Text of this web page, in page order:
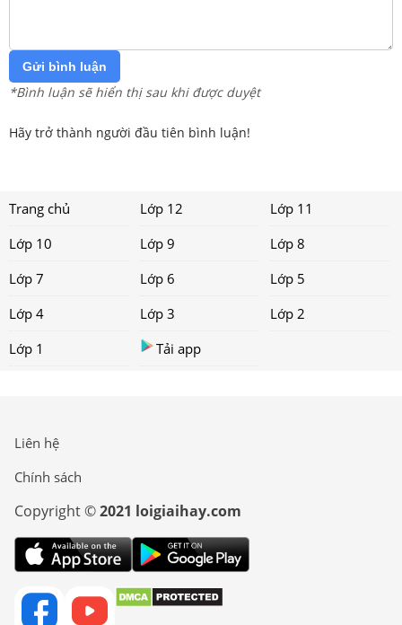
Gửi bình luận
*Bình luận sẽ hiển thị sau khi được duyệt
Hãy trở thành người đầu tiên bình luận!
Trang chủ Lớp 12
Lớp 11
Lớp 10
Lớp 9
Lớp 8
Lớp 7
Lớp 6
Lớp 5
Lớp 4
Lớp 3
Lớp 2
Lớp 1
Tải app
Liên hệ
Chính sách
Copyright ©2021 loigiaihay.com